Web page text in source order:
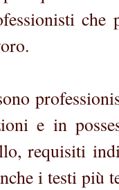
che
e in
requisiti
i testi più